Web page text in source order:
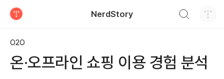
NerdStory
O2O
온·오프라인 쇼핑 이용 경험 분석